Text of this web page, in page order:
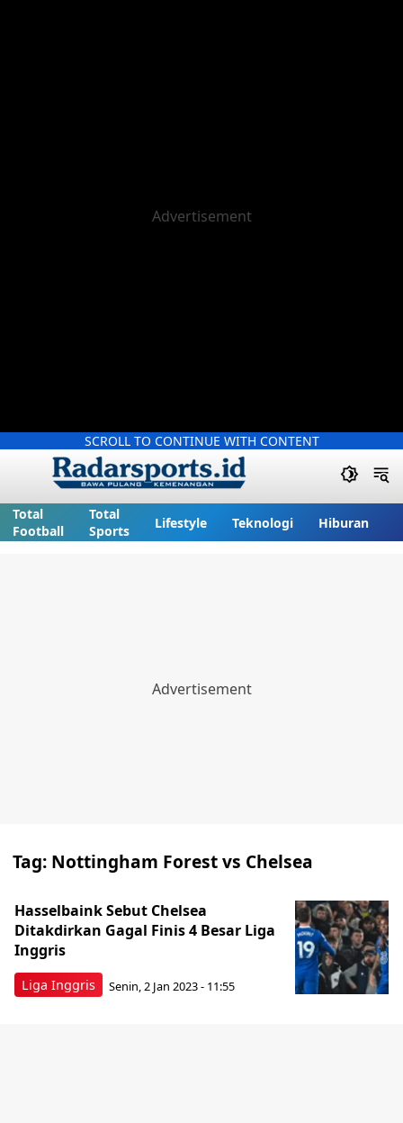
SCROLL TO CONTINUE WITH CONTENT
Total
Football
Total
Sports
Lifestyle Teknologi Hiburan
Tag: Nottingham Forest vs Chelsea
Liga Inggris
Hasselbaink Sebut Chelsea
Ditakdirkan Gagal Finis 4 Besar Liga
Inggris
Senin, 2 Jan 2023 - 11:55